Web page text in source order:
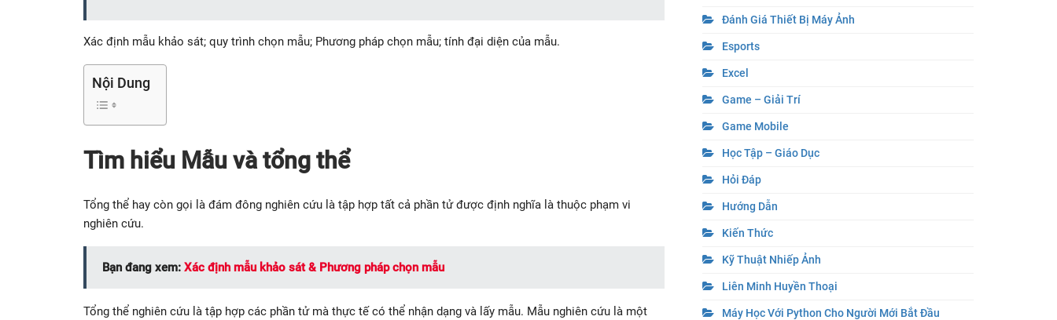
Xác định mẫu khảo sát; quy trình chọn mẫu; Phương pháp chọn mẫu; tính đại diện của mẫu.
Nội Dung
Tìm hiểu Mẫu và tổng thể
Tổng thể hay còn gọi là đám đông nghiên cứu là tập hợp tất cả phần tử được định nghĩa là thuộc phạm vi
nghiên cứu.
Bạn đang xem: Xác định mẫu khảo sát & Phương pháp chọn mẫu
Tổng thể nghiên cứu là tập hợp các phần tử mà thực tế có thể nhận dạng và lấy mẫu. Mẫu nghiên cứu là một
Đánh Giá Thiết Bị Máy Ảnh
Esports
Excel
Game – Giải Trí
Game Mobile
Học Tập – Giáo Dục
Hỏi Đáp
Hướng Dẫn
Kiến Thức
Kỹ Thuật Nhiếp Ảnh
Liên Minh Huyền Thoại
Máy Học Với Python Cho Người Mới Bắt Đầu